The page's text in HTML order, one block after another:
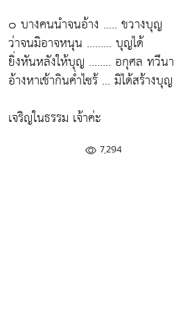
๐ บางคนนำจนอ้าง ..... ขวางบุญ
ว่าจนมิอาจหนุน ......... บุญได้
ยิ่งหันหลังให้บุญ ........ อกุศล ทวีนา
อ้างหาเช้ากินค่ำไซร้ ... มิได้สร้างบุญ
เจริญในธรรม เจ้าค่ะ
7,294